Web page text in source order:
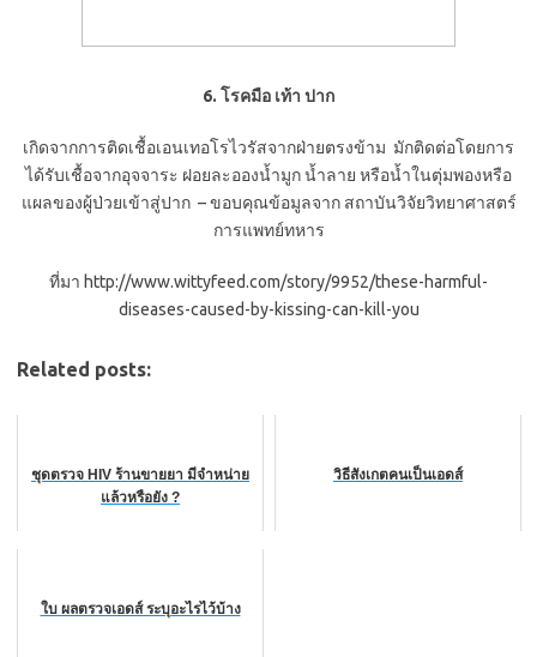
6. โรคมือ เท้า ปาก
เกิดจากการติดเชื้อเอนเทอโรไวรัสจากฝ่ายตรงข้าม มักติดต่อโดยการ
ได้รับเชื้อจากอุจจาระ ฝอยละอองน้ำมูก น้ำลาย หรือน้ำในตุ่มพองหรือ
แผลของผู้ป่วยเข้าสู่ปาก – ขอบคุณข้อมูลจาก สถาบันวิจัยวิทยาศาสตร์
การแพทย์ทหาร
ที่มา http://www.wittyfeed.com/story/9952/these-harmful-
diseases-caused-by-kissing-can-kill-you
Related posts:
ชุดตรวจ HIV ร้านขายยา มีจำหน่าย
แล้วหรือยัง ?
วิธีสังเกตคนเป็นเอดส์
ใบ ผลตรวจเอดส์ ระบุอะไรไว้บ้าง